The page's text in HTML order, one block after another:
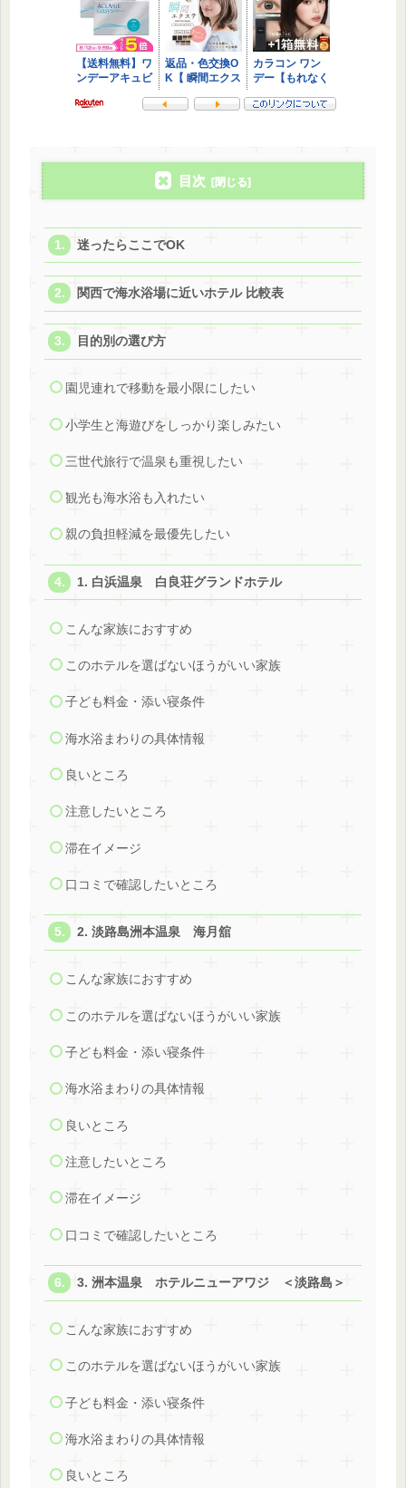
目次
迷ったらここでOK
関西で海水浴場に近いホテル 比較表
目的別の選び方
園児連れで移動を最小限にしたい
小学生と海遊びをしっかり楽しみたい
三世代旅行で温泉も重視したい
観光も海水浴も入れたい
親の負担軽減を最優先したい
1. 白浜温泉 白良荘グランドホテル
こんな家族におすすめ
このホテルを選ばないほうがいい家族
子ども料金・添い寝条件
海水浴まわりの具体情報
良いところ
注意したいところ
滞在イメージ
口コミで確認したいところ
2. 淡路島洲本温泉 海月舘
こんな家族におすすめ
このホテルを選ばないほうがいい家族
子ども料金・添い寝条件
海水浴まわりの具体情報
良いところ
注意したいところ
滞在イメージ
口コミで確認したいところ
3. 洲本温泉 ホテルニューアワジ ＜淡路島＞
こんな家族におすすめ
このホテルを選ばないほうがいい家族
子ども料金・添い寝条件
海水浴まわりの具体情報
良いところ